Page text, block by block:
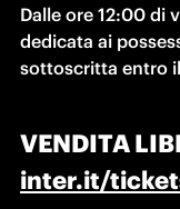
Dalle ore 12:00 di
dedicata ai
sottoscritta entro
VENDITA
inter.it/